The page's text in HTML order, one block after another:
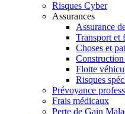
Risques Cyber
Assurances
Assurance
Transport et
Choses et
Flotte
Risques
Prévoyance
Frais médicaux
Perte de Gain